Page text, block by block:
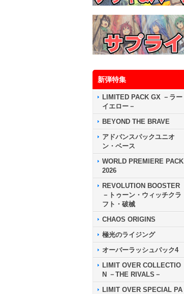
新弾特集
LIMITED PACK GX －ラー
イエロー－
BEYOND THE BRAVE
アドバンスパックユニオ
ン・ベース
WORLD PREMIERE PACK
2026
REVOLUTION BOOSTER
－トゥーン・ウィッチクラ
フト・破械
CHAOS ORIGINS
極光のライジング
オーバーラッシュパック4
LIMIT OVER COLLECTIO
N －THE RIVALS－
LIMIT OVER SPECIAL PA